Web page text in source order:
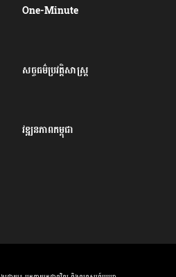
One-Minute
សច្ចធម៌ប្រវត្តិសាស្ត្រ
វឌ្ឍនភាពកម្ពុជា